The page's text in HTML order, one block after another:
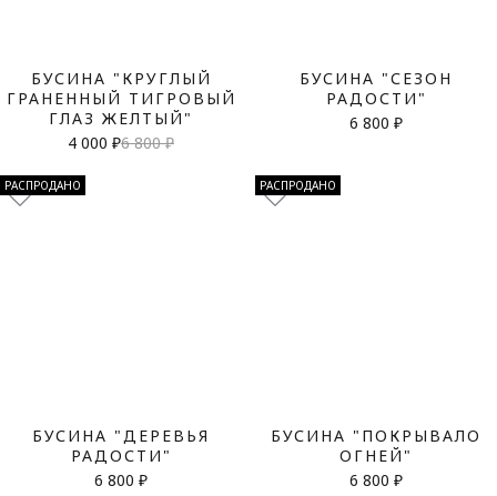
БУСИНА "КРУГЛЫЙ
ГРАНЕННЫЙ ТИГРОВЫЙ
ГЛАЗ ЖЕЛТЫЙ"
4 000 ₽6 800 ₽
БУСИНА "СЕЗОН
РАДОСТИ"
6 800 ₽
РАСПРОДАНО
БУСИНА "ДЕРЕВЬЯ
РАДОСТИ"
6 800 ₽
РАСПРОДАНО
БУСИНА "ПОКРЫВАЛО
ОГНЕЙ"
6 800 ₽